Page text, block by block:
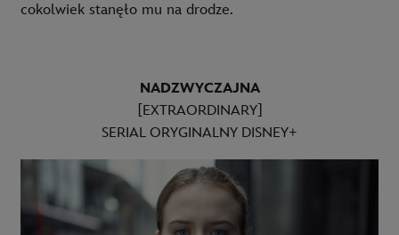
cokolwiek stanęło mu na drodze.
NADZWYCZAJNA
[EXTRAORDINARY]
SERIAL ORYGINALNY DISNEY+